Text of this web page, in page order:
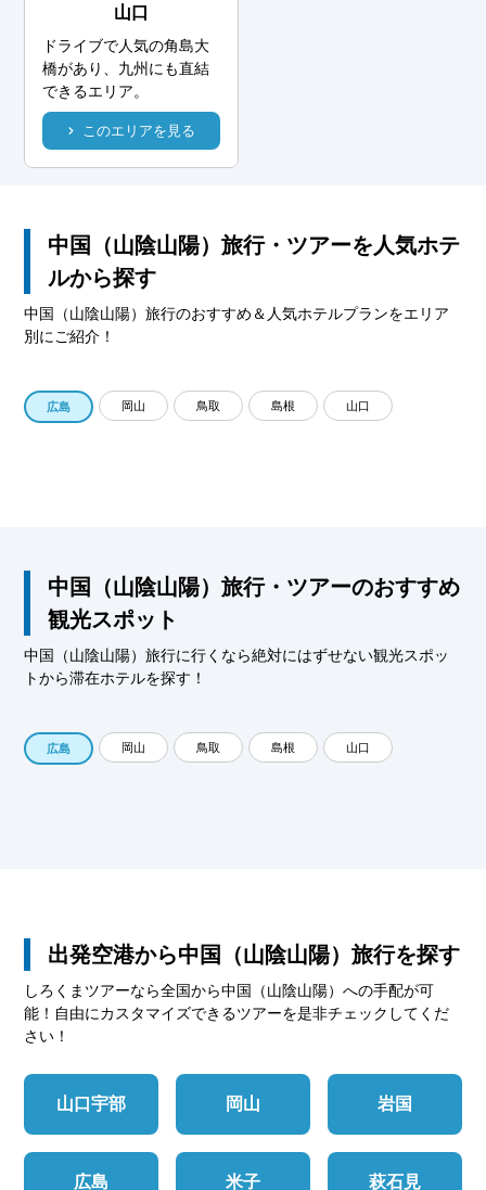
山口
ドライブで人気の角島大
橋があり、九州にも直結
できるエリア。
このエリアを見る
中国（山陰山陽）旅行・ツアーを人気ホテ
ルから探す
中国（山陰山陽）旅行のおすすめ＆人気ホテルプランをエリア
別にご紹介！
広島 岡山 鳥取 島根 山口
中国（山陰山陽）旅行・ツアーのおすすめ
観光スポット
中国（山陰山陽）旅行に行くなら絶対にはずせない観光スポッ
トから滞在ホテルを探す！
広島 岡山 鳥取 島根 山口
出発空港から中国（山陰山陽）旅行を探す
しろくまツアーなら全国から中国（山陰山陽）への手配が可
能！自由にカスタマイズできるツアーを是非チェックしてくだ
さい！
山口宇部 岡山 岩国
広島 米子 萩石見